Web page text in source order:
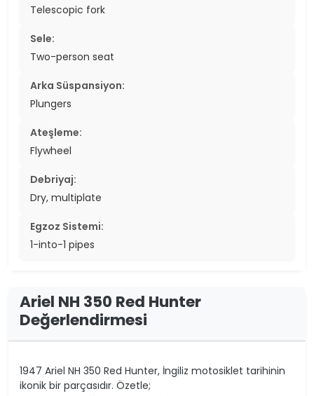
Telescopic fork
Sele:
Two-person seat
Arka Süspansiyon:
Plungers
Ateşleme:
Flywheel
Debriyaj:
Dry, multiplate
Egzoz Sistemi:
1-into-1 pipes
Ariel NH 350 Red Hunter
Değerlendirmesi
1947 Ariel NH 350 Red Hunter, İngiliz motosiklet tarihinin
ikonik bir parçasıdır. Özetle;